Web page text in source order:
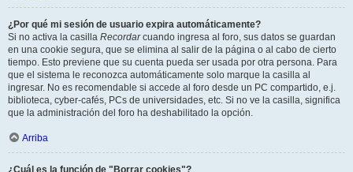
¿Por qué mi sesión de usuario expira automáticamente?
Si no activa la casilla Recordarcuando ingresa al foro, sus datos se guardan
en una cookie segura, que se elimina al salir de la página o al cabo de cierto
tiempo. Esto previene que su cuenta pueda ser usada por otra persona. Para
que el sistema le reconozca automáticamente solo marque la casilla al
ingresar. No es recomendable si accede al foro desde un PC compartido, e.j.
biblioteca, cyber-cafés, PCs de universidades, etc. Si no ve la casilla, significa
que la administración del foro ha deshabilitado la opción.
Arriba
¿Cuál es la función de "Borrar cookies"?